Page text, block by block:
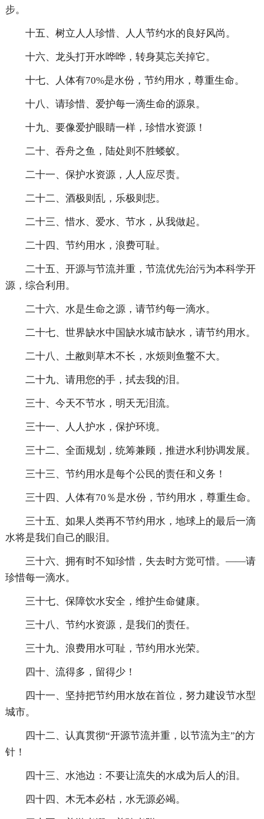
步。
十五、树立人人珍惜、人人节约水的良好风尚。
十六、龙头打开水哗哗，转身莫忘关掉它。
十七、人体有70%是水份，节约用水，尊重生命。
十八、请珍惜、爱护每一滴生命的源泉。
十九、要像爱护眼睛一样，珍惜水资源！
二十、吞舟之鱼，陆处则不胜蝼蚁。
二十一、保护水资源，人人应尽责。
二十二、酒极则乱，乐极则悲。
二十三、惜水、爱水、节水，从我做起。
二十四、节约用水，浪费可耻。
二十五、开源与节流并重，节流优先治污为本科学开
源，综合利用。
二十六、水是生命之源，请节约每一滴水。
二十七、世界缺水中国缺水城市缺水，请节约用水。
二十八、土敝则草木不长，水烦则鱼鳖不大。
二十九、请用您的手，拭去我的泪。
三十、今天不节水，明天无泪流。
三十一、人人护水，保护环境。
三十二、全面规划，统筹兼顾，推进水利协调发展。
三十三、节约用水是每个公民的责任和义务！
三十四、人体有70％是水份，节约用水，尊重生命。
三十五、如果人类再不节约用水，地球上的最后一滴
水将是我们自己的眼泪。
三十六、拥有时不知珍惜，失去时方觉可惜。——请
珍惜每一滴水。
三十七、保障饮水安全，维护生命健康。
三十八、节约水资源，是我们的责任。
三十九、浪费用水可耻，节约用水光荣。
四十、流得多，留得少！
四十一、坚持把节约用水放在首位，努力建设节水型
城市。
四十二、认真贯彻“开源节流并重，以节流为主”的方
针！
四十三、水池边：不要让流失的水成为后人的泪。
四十四、木无本必枯，水无源必竭。